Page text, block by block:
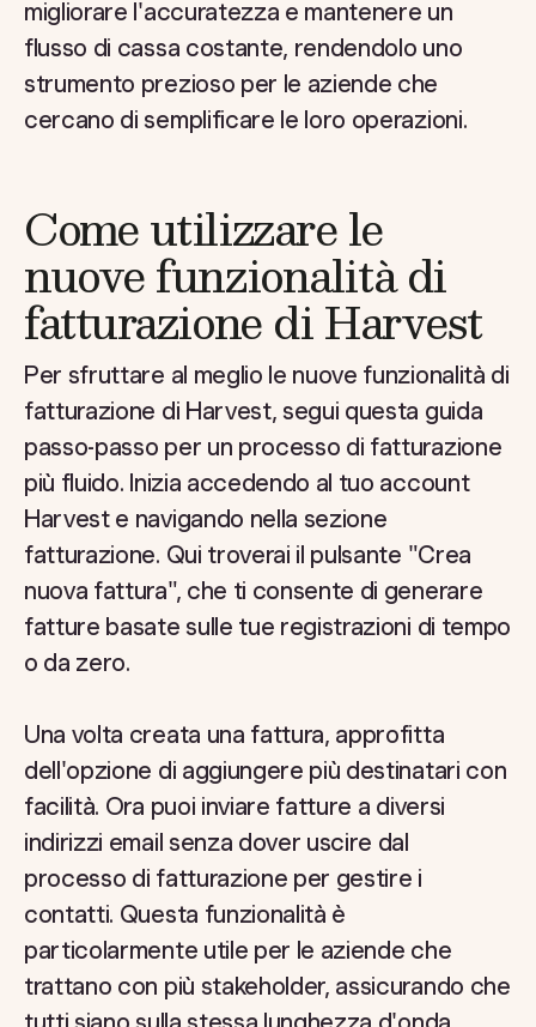
migliorare l'accuratezza e mantenere un
flusso di cassa costante, rendendolo uno
strumento prezioso per le aziende che
cercano di semplificare le loro operazioni.
Come utilizzare le
nuove funzionalità di
fatturazione di Harvest
Per sfruttare al meglio le nuove funzionalità di
fatturazione di Harvest, segui questa guida
passo-passo per un processo di fatturazione
più fluido. Inizia accedendo al tuo account
Harvest e navigando nella sezione
fatturazione. Qui troverai il pulsante "Crea
nuova fattura", che ti consente di generare
fatture basate sulle tue registrazioni di tempo
o da zero.
Una volta creata una fattura, approfitta
dell'opzione di aggiungere più destinatari con
facilità. Ora puoi inviare fatture a diversi
indirizzi email senza dover uscire dal
processo di fatturazione per gestire i
contatti. Questa funzionalità è
particolarmente utile per le aziende che
trattano con più stakeholder, assicurando che